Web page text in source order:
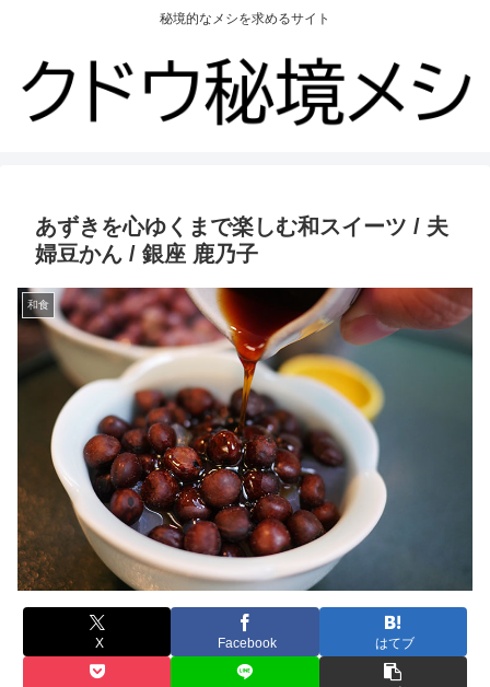
秘境的なメシを求めるサイト
あずきを心ゆくまで楽しむ和スイーツ / 夫
婦豆かん / 銀座 鹿乃子
和食
X Facebook はてブ